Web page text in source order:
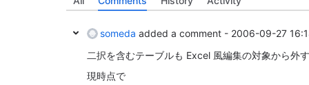
someda added a comment - 2006-09-27
二択を含むテーブルも Excel 風編集の対象から外
現時点で